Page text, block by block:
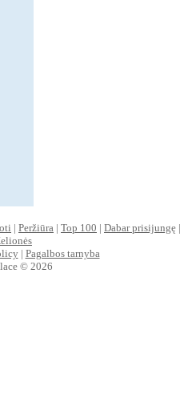
| Peržiūra | Top 100 | Dabar prisijungę |
| Pagalbos tarnyba
© 2026